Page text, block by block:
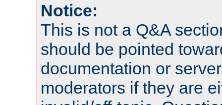
Notice:
This is not a Q&A
should be pointed
documentation or
moderators if they are